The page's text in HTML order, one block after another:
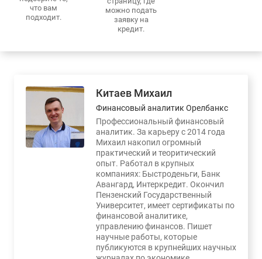
что вам
подходит.
можно подать
заявку на
кредит.
Китаев Михаил
Финансовый аналитик Орелбанкс
Профессиональный финансовый
аналитик. За карьеру с 2014 года
Михаил накопил огромный
практический и теоритический
опыт. Работал в крупных
компаниях: Быстроденьги, Банк
Авангард, Интеркредит. Окончил
Пензенский Государственный
Университет, имеет сертификаты по
финансовой аналитике,
управлению финансов. Пишет
научные работы, которые
публикуются в крупнейших научных